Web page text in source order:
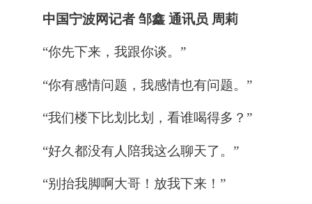
中国宁波网记者 邹鑫 通讯员 周莉
“你先下来，我跟你谈。”
“你有感情问题，我感情也有问题。”
“我们楼下比划比划，看谁喝得多？”
“好久都没有人陪我这么聊天了。”
“别抬我脚啊大哥！放我下来！”